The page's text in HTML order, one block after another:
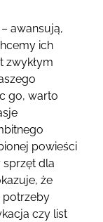
awansują,
ich
zwykłym
go, warto
powieści
sprzęt dla
że
potrzeby
czy list